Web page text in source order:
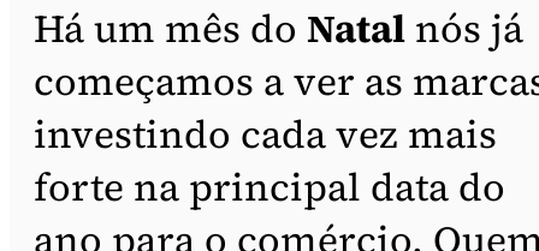
Há um mês do Natal nós já
começamos a ver as
investindo cada vez mais
forte na principal data do
ano para o comércio.